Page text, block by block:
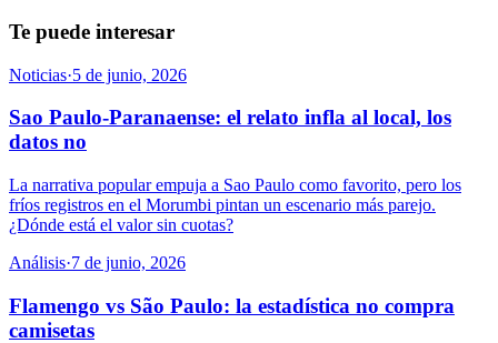
Te puede interesar
Noticias·5 de junio, 2026
Sao Paulo-Paranaense: el relato infla al local, los
datos no
La narrativa popular empuja a Sao Paulo como favorito, pero los
fríos registros en el Morumbi pintan un escenario más parejo.
¿Dónde está el valor sin cuotas?
Análisis·7 de junio, 2026
Flamengo vs São Paulo: la estadística no compra
camisetas